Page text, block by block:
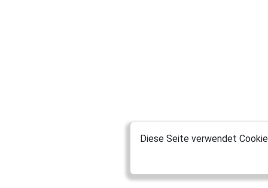
Diese Seite verwendet